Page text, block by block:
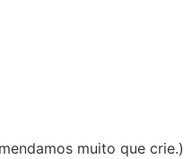
muito que crie.)